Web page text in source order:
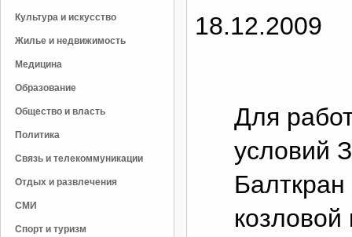
Культура и искусство
Жилье и недвижимость
Медицина
Образование
Общество и власть
Политика
Связь и телекоммуникации
Отдых и развлечения
СМИ
Спорт и туризм
18.12.2009
Для
условий
Балткран
козловой